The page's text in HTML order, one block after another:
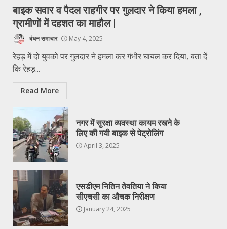
बाइक सवार व पैदल राहगीर पर गुलदार ने किया हमला ,
ग्रामीणों में दहशत का माहौल |
बंधन समाचार May 4, 2025
रेहड़ में दो युवको पर गुलदार ने हमला कर गंभीर घायल कर दिया, बता दें
कि रेहड़...
Read More
नगर में सुरक्षा व्यवस्था कायम रखने के
लिए की गयी बाइक से पेट्रोलिंग
April 3, 2025
एसडीएम नितिन तेवतिया ने किया
सीएचसी का औचक निरीक्षण
January 24, 2025